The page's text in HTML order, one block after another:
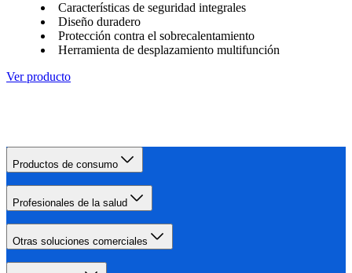
Características de seguridad integrales
Diseño duradero
Protección contra el sobrecalentamiento
Herramienta de desplazamiento multifunción
Ver producto
Productos de consumo
Profesionales de la salud
Otras soluciones comerciales